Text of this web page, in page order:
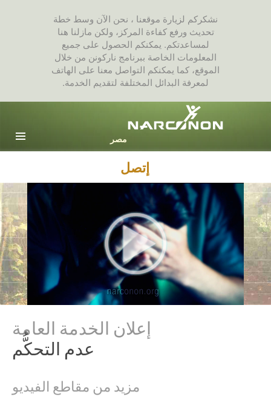
نشكركم لزيارة موقعنا ، نحن الآن وسط خطة
تحديث ورفع كفاءة المركز، ولكن مازلنا هنا
لمساعدتكم. يمكنكم الحصول على جميع
المعلومات الخاصة ببرنامج ناركونن من خلال
الموقع، كما يمكنكم التواصل معنا على الهاتف
لمعرفة البدائل المختلفة لتقديم الخدمة.
إتصل
إعلان الخدمة العامة
عدم التحكُّم
مزيد من مقاطع الفيديو